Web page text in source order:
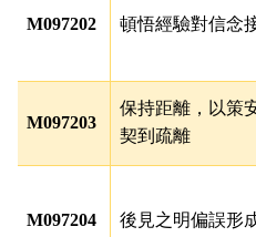
M097202 頓悟經驗對信念
M097203
保持距離，以策
契到疏離
M097204 後見之明偏誤形